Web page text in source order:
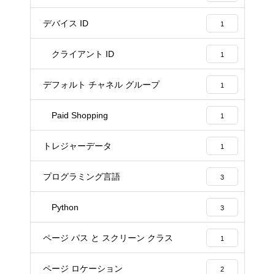
デバイス ID 1
クライアント ID 1
デフォルト チャネル グループ 1
Paid Shopping 1
トレジャーデータ 1
プログラミング言語 3
Python 3
ページ パス と スクリーン クラス 1
ページ ロケーション 2